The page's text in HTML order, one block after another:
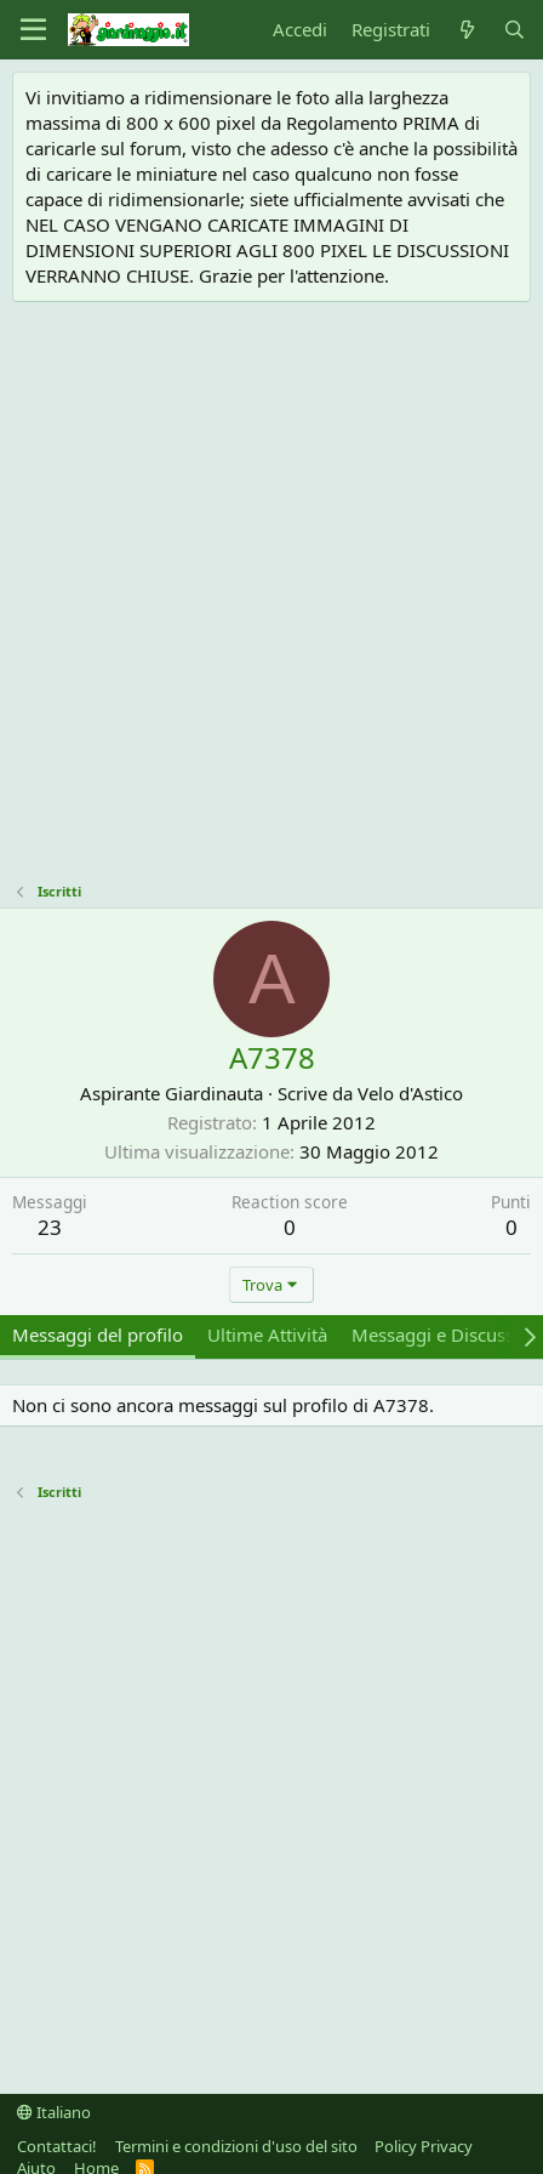
Accedi Registrati
Vi invitiamo a ridimensionare le foto alla larghezza
massima di 800 x 600 pixel da Regolamento PRIMA di
caricarle sul forum, visto che adesso c'è anche la possibilità
di caricare le miniature nel caso qualcuno non fosse
capace di ridimensionarle; siete ufficialmente avvisati che
NEL CASO VENGANO CARICATE IMMAGINI DI
DIMENSIONI SUPERIORI AGLI 800 PIXEL LE DISCUSSIONI
VERRANNO CHIUSE. Grazie per l'attenzione.
Iscritti
A
A7378
Aspirante Giardinauta · Scrive da Velo d'Astico
Registrato 1 Aprile 2012
Ultima visualizzazione 30 Maggio 2012
Messaggi
23
Reaction score
0
Punti
0
Trova
Messaggi del profilo Ultime Attività Messaggi e
Non ci sono ancora messaggi sul profilo di A7378.
Iscritti
Italiano
Contattaci!
Termini e condizioni d'uso del sito
Policy Privacy
Aiuto
Home R